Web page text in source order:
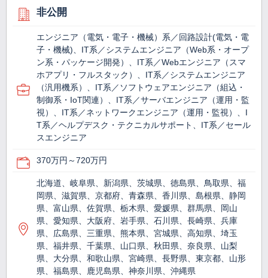
非公開
エンジニア（電気・電子・機械）系／回路設計(電気・電
子・機械)、IT系／システムエンジニア（Web系・オープ
ン系・パッケージ開発）、IT系／Webエンジニア（スマ
ホアプリ・フルスタック）、IT系／システムエンジニア
（汎用機系）、IT系／ソフトウェアエンジニア（組込・
制御系・IoT関連）、IT系／サーバエンジニア（運用・監
視）、IT系／ネットワークエンジニア（運用・監視）、I
T系／ヘルプデスク・テクニカルサポート、IT系／セール
スエンジニア
370万円～720万円
北海道、岐阜県、新潟県、茨城県、徳島県、鳥取県、福
岡県、滋賀県、京都府、青森県、香川県、島根県、静岡
県、富山県、佐賀県、栃木県、愛媛県、群馬県、岡山
県、愛知県、大阪府、岩手県、石川県、長崎県、兵庫
県、広島県、三重県、熊本県、宮城県、高知県、埼玉
県、福井県、千葉県、山口県、秋田県、奈良県、山梨
県、大分県、和歌山県、宮崎県、長野県、東京都、山形
県、福島県、鹿児島県、神奈川県、沖縄県